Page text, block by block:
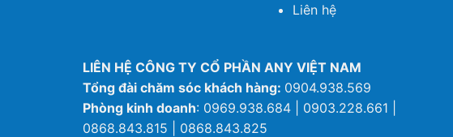
Liên hệ
LIÊN HỆ CÔNG TY CỔ PHẦN ANY VIỆT NAM
Tổng đài chăm sóc khách hàng: 0904.938.569
Phòng kinh doanh: 0969.938.684 | 0903.228.661 |
0868.843.815 | 0868.843.825